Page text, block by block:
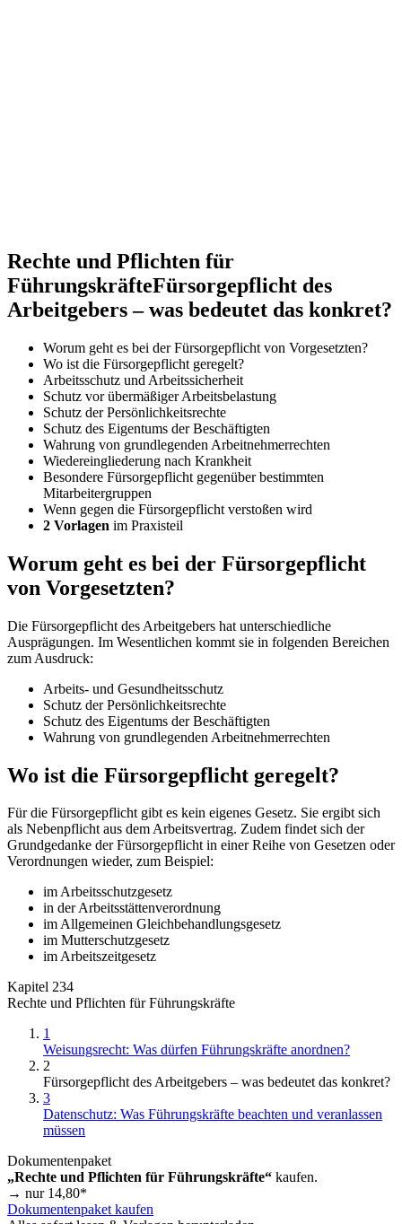
Rechte und Pflichten für
FührungskräfteFürsorgepflicht des
Arbeitgebers – was bedeutet das konkret?
Worum geht es bei der Fürsorgepflicht von Vorgesetzten?
Wo ist die Fürsorgepflicht geregelt?
Arbeitsschutz und Arbeitssicherheit
Schutz vor übermäßiger Arbeitsbelastung
Schutz der Persönlichkeitsrechte
Schutz des Eigentums der Beschäftigten
Wahrung von grundlegenden Arbeitnehmerrechten
Wiedereingliederung nach Krankheit
Besondere Fürsorgepflicht gegenüber bestimmten
Mitarbeitergruppen
Wenn gegen die Fürsorgepflicht verstoßen wird
2 Vorlagen im Praxisteil
Worum geht es bei der Fürsorgepflicht
von Vorgesetzten?
Die Fürsorgepflicht des Arbeitgebers hat unterschiedliche
Ausprägungen. Im Wesentlichen kommt sie in folgenden Bereichen
zum Ausdruck:
Arbeits- und Gesundheitsschutz
Schutz der Persönlichkeitsrechte
Schutz des Eigentums der Beschäftigten
Wahrung von grundlegenden Arbeitnehmerrechten
Wo ist die Fürsorgepflicht geregelt?
Für die Fürsorgepflicht gibt es kein eigenes Gesetz. Sie ergibt sich
als Nebenpflicht aus dem Arbeitsvertrag. Zudem findet sich der
Grundgedanke der Fürsorgepflicht in einer Reihe von Gesetzen oder
Verordnungen wieder, zum Beispiel:
im Arbeitsschutzgesetz
in der Arbeitsstättenverordnung
im Allgemeinen Gleichbehandlungsgesetz
im Mutterschutzgesetz
im Arbeitszeitgesetz
Kapitel 234
Rechte und Pflichten für Führungskräfte
1
Weisungsrecht: Was dürfen Führungskräfte anordnen?
2
Fürsorgepflicht des Arbeitgebers – was bedeutet das konkret?
3
Datenschutz: Was Führungskräfte beachten und veranlassen
müssen
Dokumentenpaket
„Rechte und Pflichten für Führungskräfte“ kaufen.
→ nur 14,80*
Dokumentenpaket kaufen